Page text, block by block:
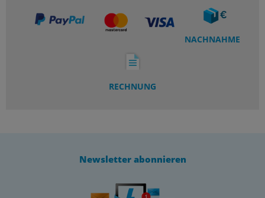
NACHNAHME
RECHNUNG
Newsletter abonnieren